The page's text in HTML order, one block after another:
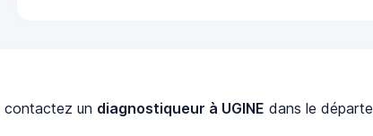
contactez un diagnostiqueur à UGINE dans le